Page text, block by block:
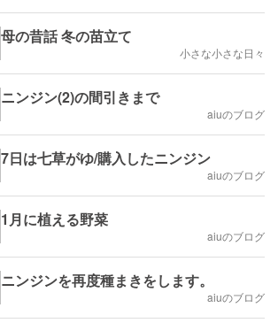
母の昔話 冬の苗立て
小さな小さな日々
ニンジン(2)の間引きまで
aiuのブログ
7日は七草がゆ/購入したニンジン
aiuのブログ
1月に植える野菜
aiuのブログ
ニンジンを再度種まきをします。
aiuのブログ